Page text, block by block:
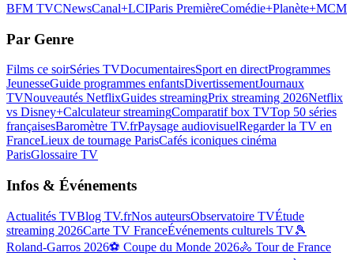
BFM TVCNewsCanal+LCIParis PremièreComédie+Planète+MCM
Par Genre
Films ce soirSéries TVDocumentairesSport en directProgrammes
JeunesseGuide programmes enfantsDivertissementJournaux
TVNouveautés NetflixGuides streamingPrix streaming 2026Netflix
vs Disney+Calculateur streamingComparatif box TVTop 50 séries
françaisesBaromètre TV.frPaysage audiovisuelRegarder la TV en
FranceLieux de tournage ParisCafés iconiques cinéma
ParisGlossaire TV
Infos & Événements
Actualités TVBlog TV.frNos auteursObservatoire TVÉtude
streaming 2026Carte TV FranceÉvénements culturels TV🎾
Roland-Garros 2026⚽ Coupe du Monde 2026🚴 Tour de France